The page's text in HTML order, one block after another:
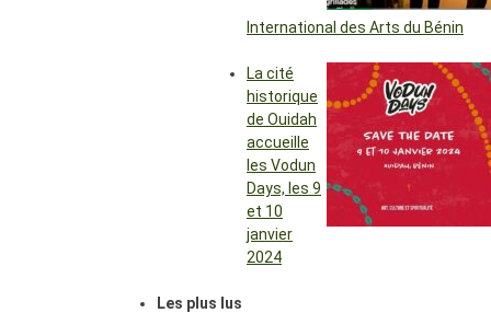
International des Arts du Bénin
La cité
historique
de Ouidah
accueille
les Vodun
Days, les 9
et 10
janvier
2024
Les plus lus